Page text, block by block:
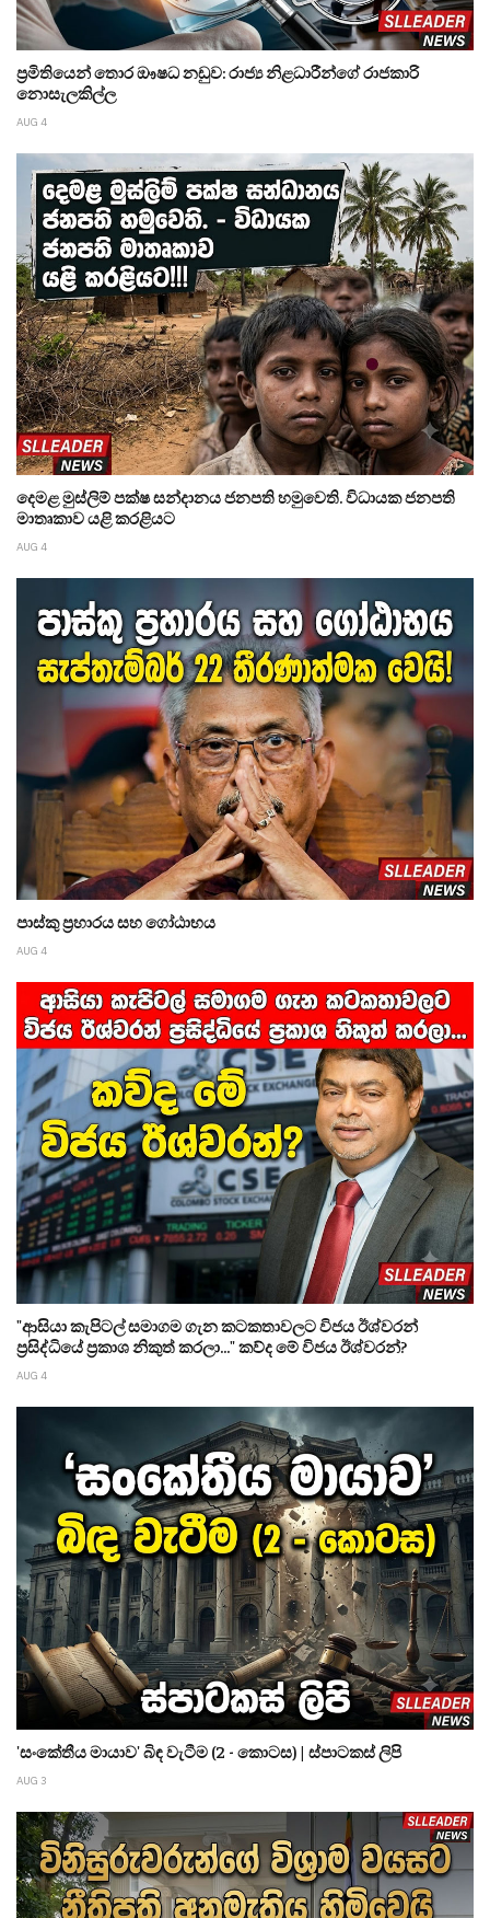
ප්‍රමිතියෙන් තොර ඖෂධ නඩුව: රාජ්‍ය නිළධාරීන්ගේ රාජකාරි
නොසැලකිල්ල
AUG 4
දෙමළ මුස්ලිම් පක්ෂ සන්දානය ජනපති හමුවෙති. විධායක ජනපති
මාතෘකාව යළි කරළියට
AUG 4
පාස්කු ප්‍රහාරය සහ ගෝඨාභය
AUG 4
"ආසියා කැපිටල් සමාගම ගැන කටකතාවලට විජය ඊශ්වරන්
ප්‍රසිද්ධියේ ප්‍රකාශ නිකුත් කරලා..." කව්ද මේ විජය ඊශ්වරන්?
AUG 4
'සංකේතීය මායාව' බිඳ වැටීම (2 - කොටස) | ස්පාටකස් ලිපි
AUG 3